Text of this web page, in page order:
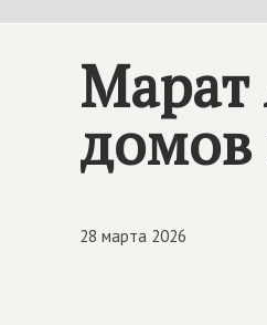
Марат
домов
28 марта 2026